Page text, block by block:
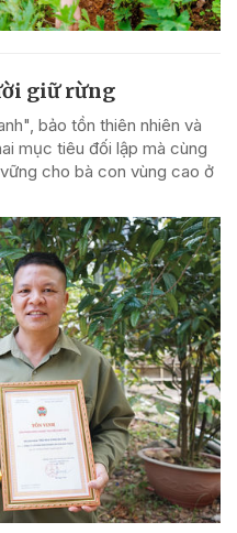
giữ rừng
bảo tồn thiên nhiên và
mục tiêu đối lập mà cùng
cho bà con vùng cao ở